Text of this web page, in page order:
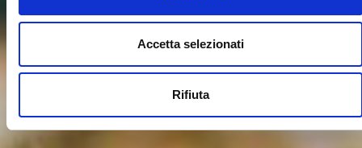
Accetta selezionati
Rifiuta